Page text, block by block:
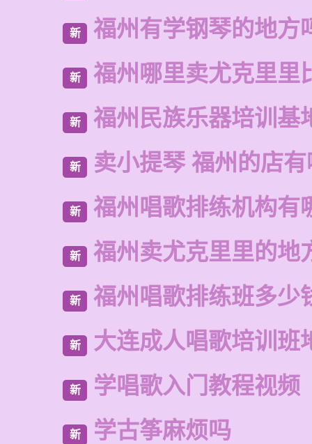
新 福州有学钢琴的地方
新 福州哪里卖尤克里里
新 福州民族乐器培训基
新 卖小提琴 福州的店
新 福州唱歌排练机构有
新 福州卖尤克里里的地
新 福州唱歌排练班多少
新 大连成人唱歌培训班
新 学唱歌入门教程视频
新 学古筝麻烦吗